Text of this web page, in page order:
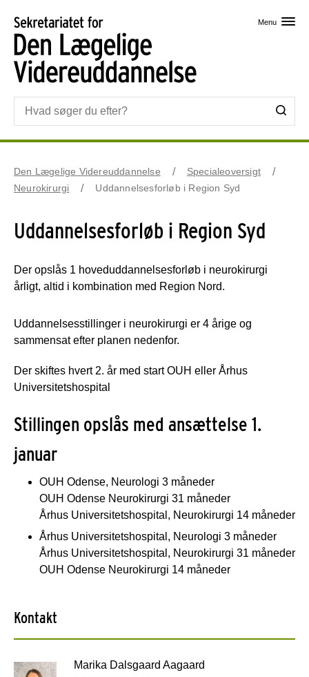
Menu
Den Lægelige Videreuddannelse
Specialeoversigt
Neurokirurgi
Uddannelsesforløb i Region Syd
Uddannelsesforløb i Region Syd
Der opslås 1 hoveduddannelsesforløb i neurokirurgi
årligt, altid i kombination med Region Nord.
Uddannelsesstillinger i neurokirurgi er 4 årige og
sammensat efter planen nedenfor.
Der skiftes hvert 2. år med start OUH eller Århus
Universitetshospital
Stillingen opslås med ansættelse 1.
januar
OUH Odense, Neurologi 3 måneder
OUH Odense Neurokirurgi 31 måneder
Århus Universitetshospital, Neurokirurgi 14 måneder
Århus Universitetshospital, Neurologi 3 måneder
Århus Universitetshospital, Neurokirurgi 31 måneder
OUH Odense Neurokirurgi 14 måneder
Kontakt
Marika Dalsgaard Aagaard